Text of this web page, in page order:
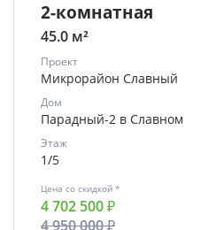
2-комнатная
45.0 м²
Проект
Микрорайон Славный
Дом
Парадный-2 в Славном
Этаж
1/5
Цена со скидкой *
4 702 500 ₽
4 950 000 ₽